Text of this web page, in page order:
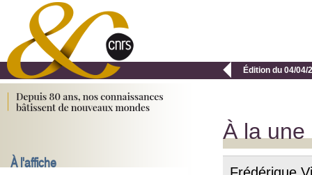
 Édition du 04/04/
À l'affiche
À la une